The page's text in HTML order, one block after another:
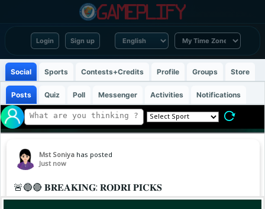
Login Sign up
Social Sports Contests+Credits Profile Groups Store
Posts Quiz Poll Messenger Activities Notifications
Mst Soniya has posted
Just now
🚨🔵🔴 𝐁𝐑𝐄𝐀𝐊𝐈𝐍𝐆: 𝐑𝐎𝐃𝐑𝐈 𝐏𝐈𝐂𝐊𝐒
𝐁𝐀𝐑𝐂𝐄𝐋𝐎𝐍𝐀. 👀